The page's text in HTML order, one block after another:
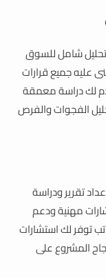
تحليل شامل للسوق
عليه جميع قرارات
لك دراسة معمقة
الفجوات والفرص
تقرير ودراسة
مهنية ودعم
توفر لك استشارات
المشروع على